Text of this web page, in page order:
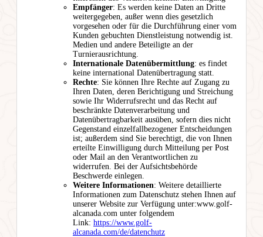
Empfänger: Es werden keine Daten an Dritte
weitergegeben, außer wenn dies gesetzlich
vorgesehen oder für die Durchführung einer vom
Kunden gebuchten Dienstleistung notwendig ist.
Medien und andere Beteiligte an der
Turnierausrichtung.
Internationale Datenübermittlung: es findet
keine international Datenübertragung statt.
Rechte: Sie können Ihre Rechte auf Zugang zu
Ihren Daten, deren Berichtigung und Streichung
sowie Ihr Widerrufsrecht und das Recht auf
beschränkte Datenverarbeitung und
Datenübertragbarkeit ausüben, sofern dies nicht
Gegenstand einzelfallbezogener Entscheidungen
ist; außerdem sind Sie berechtigt, die von Ihnen
erteilte Einwilligung durch Mitteilung per Post
oder Mail an den Verantwortlichen zu
widerrufen. Bei der Aufsichtsbehörde
Beschwerde einlegen.
Weitere Informationen: Weitere detaillierte
Informationen zum Datenschutz stehen Ihnen auf
unserer Website zur Verfügung unter:www.golf-
alcanada.com unter folgendem
Link: https://www.golf-
alcanada.com/de/datenchutz